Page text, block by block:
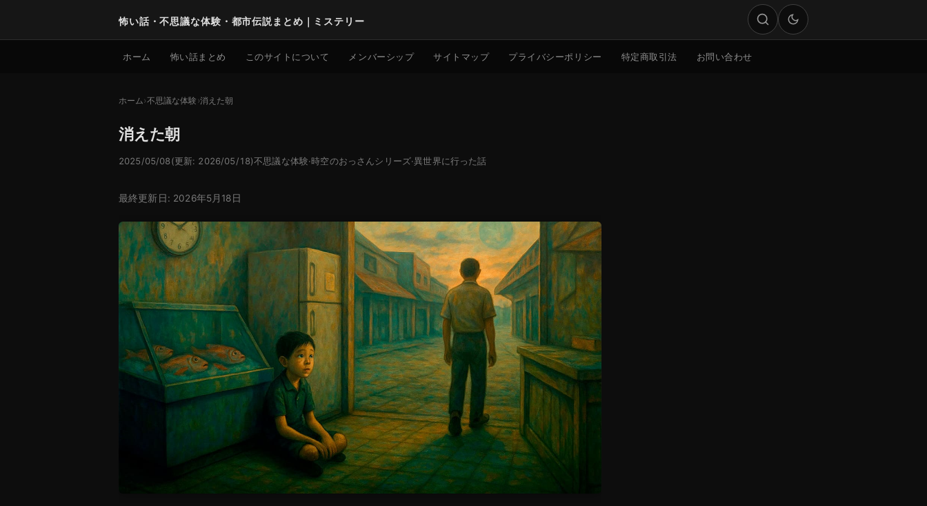
怖い話・不思議な体験・都市伝説まとめ｜ミステリー
ホーム 怖い話まとめ このサイトについて メンバーシップ サイトマップ プライバシーポリシー 特定商取引法 お問い合わせ
ホーム 不思議な体験 消えた朝
消えた朝
2025/05/08(更新: 2026/05/18)不思議な体験·時空のおっさんシリーズ·異世界に行った話
最終更新日: 2026年5月18日